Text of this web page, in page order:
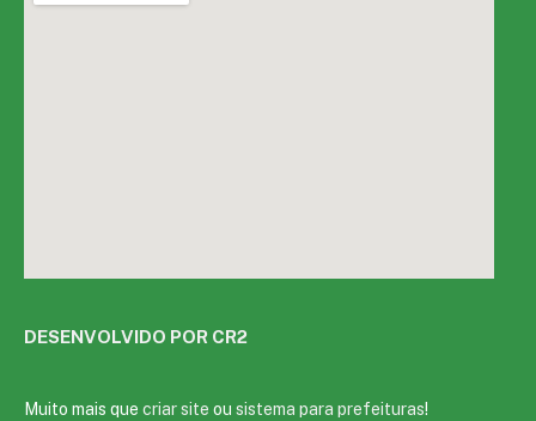
DESENVOLVIDO POR CR2
Muito mais que criar site ou sistema para prefeituras!